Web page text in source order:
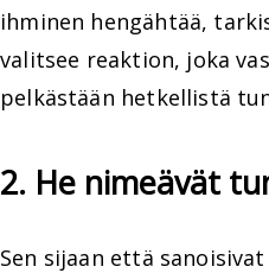
ihminen hengähtää,
valitsee reaktion, joka
pelkästään hetkellistä
2. He nimeävät
Sen sijaan että